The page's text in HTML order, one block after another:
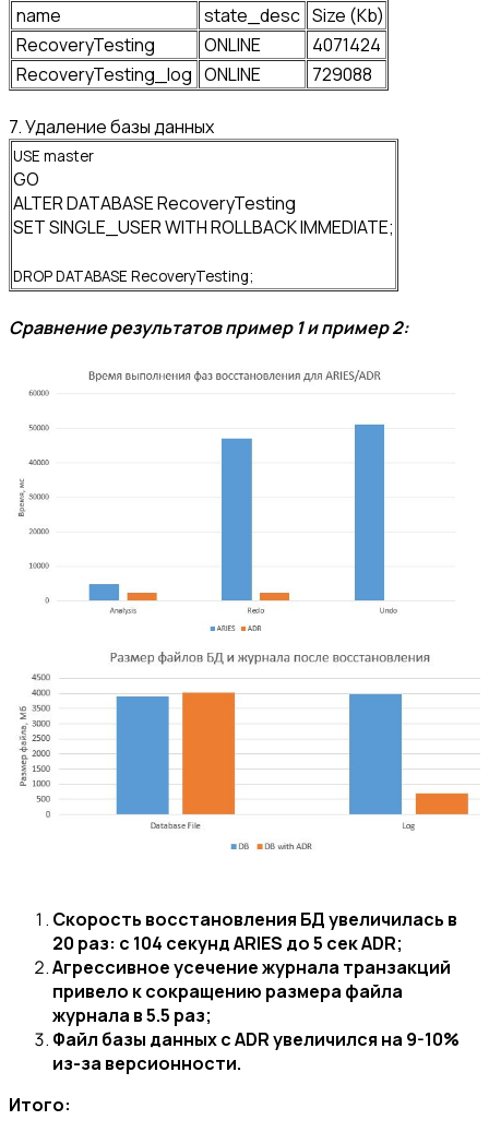
name
state_desc Size (Kb)
RecoveryTesting
ONLINE
4071424
RecoveryTesting_log ONLINE 729088
7. Удаление базы данных
USE master
GO
ALTER DATABASE RecoveryTesting
SET SINGLE_USER WITH ROLLBACK IMMEDIATE;
DROP DATABASE RecoveryTesting;
Сравнение результатов пример 1 и пример 2:
Скорость восстановления БД увеличилась в
20 раз: с 104 секунд ARIES до 5 сек ADR;
Агрессивное усечение журнала транзакций
привело к сокращению размера файла
журнала в 5.5 раз;
Файл базы данных с ADR увеличился на 9-10%
из-за версионности.
Итого: